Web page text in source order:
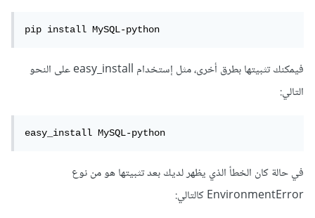
pip install MySQL-python
فيمكنك تثبيتها بطرق أخرى، مثل إستخدام easy_install على النحو
التالي:
easy_install MySQL-python
في حالة كان الخطأ الذي يظهر لديك بعد تثبيتها هو من نوع
EnvironmentError كالتالي: